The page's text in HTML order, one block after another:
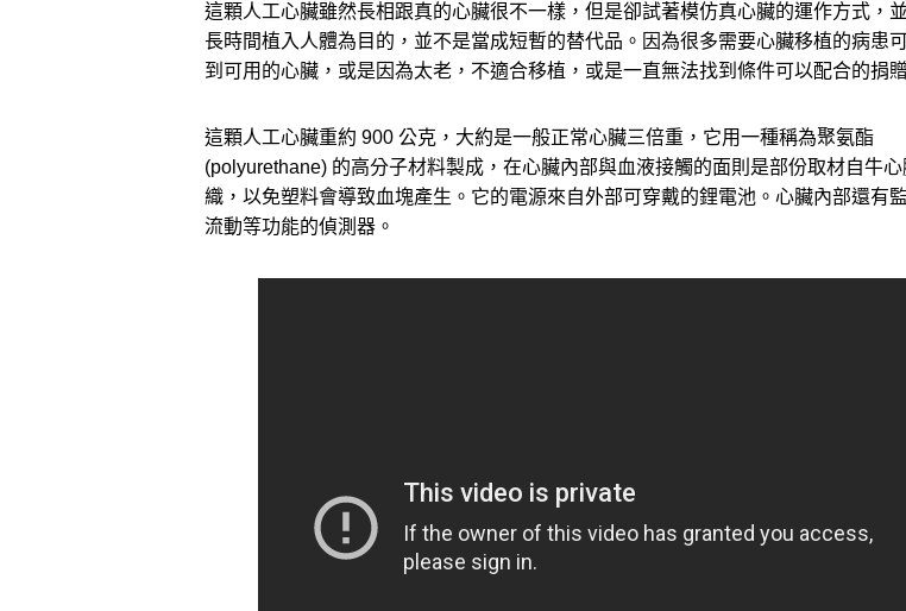
這顆人工心臟雖然長相跟真的心臟很不一樣，但是卻試著模仿真心臟的運作方式，
長時間植入人體為目的，並不是當成短暫的替代品。因為很多需要心臟移植的病患
到可用的心臟，或是因為太老，不適合移植，或是一直無法找到條件可以配合的捐
這顆人工心臟重約 900 公克，大約是一般正常心臟三倍重，它用一種稱為聚氨酯
(polyurethane) 的高分子材料製成，在心臟內部與血液接觸的面則是部份取材自牛心
織，以免塑料會導致血塊產生。它的電源來自外部可穿戴的鋰電池。心臟內部還有
流動等功能的偵測器。